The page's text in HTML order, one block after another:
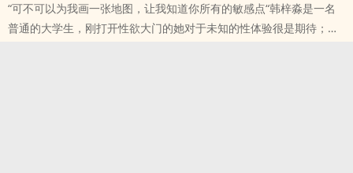
“可不可以为我画一张地图，让我知道你所有的敏感点“韩梓淼是一名
普通的大学生，刚打开​‎‎性‎欲­‍大门的她对于未知的性体验很是期待；误